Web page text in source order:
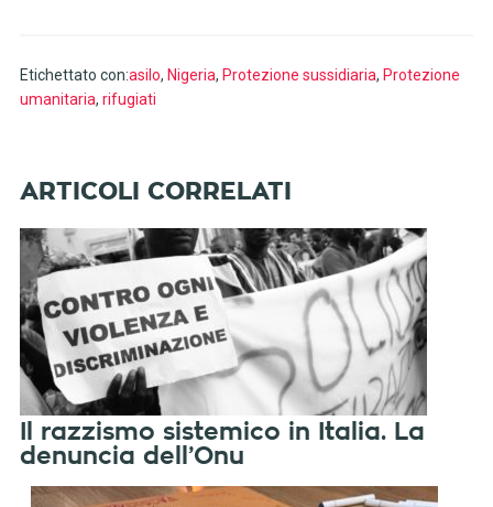
Etichettato con:asilo, Nigeria, Protezione sussidiaria, Protezione
umanitaria, rifugiati
Il razzismo sistemico in Italia. La
denuncia dell’Onu